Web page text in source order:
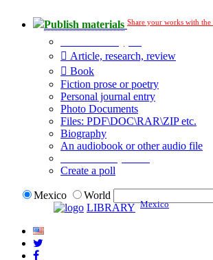
Publish materials Share your works with
Article, research, review
Book
Fiction prose or poetry
Personal journal entry
Photo Documents
Files: PDF\DOC\RAR\ZIP etc.
Biography
An audiobook or other audio file
Create a poll
Mexico
World
LIBRARY Mexico